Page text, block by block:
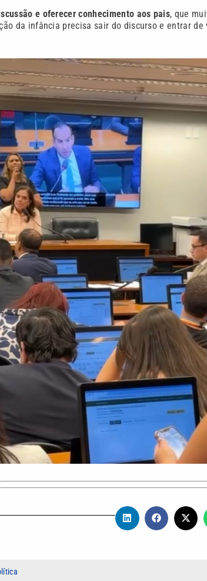
e oferecer conhecimento aos pais, que
da infância precisa sair do discurso e entrar de